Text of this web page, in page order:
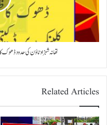
تھانہ شہزاد ٹاؤن کی حدود ڈھوک
Related Articles